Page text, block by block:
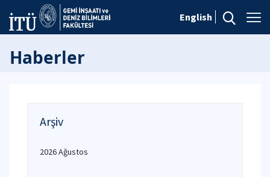
English
Haberler
Arşiv
2026 Ağustos